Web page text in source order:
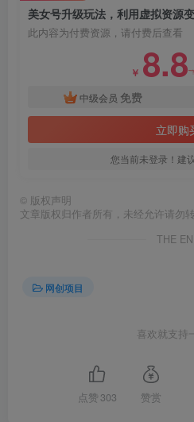
此内容为付费资源，请付费后查看
￥ 8.8
中级会员 免费
立即购
您当前未登录！建
© 版权声明
文章版权归作者所有，未经允许请勿转
THE
网创项目
喜欢就支持
点赞 303 赞赏